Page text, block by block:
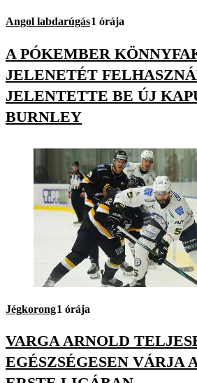
Angol labdarúgás1 órája
A PÓKEMBER
JELENETÉT
JELENTETTE BE ÚJ
BURNLEY
Jégkorong1 órája
VARGA ARNOLD
EGÉSZSÉGESEN VÁRJA